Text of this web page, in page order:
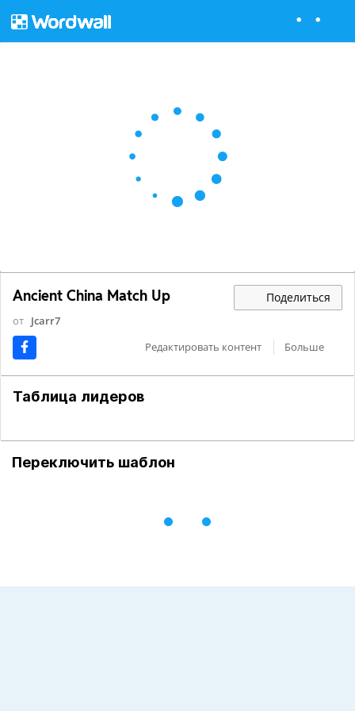
Ancient China Match Up Поделиться
от Jcarr7
Редактировать контент
Больше
Таблица лидеров
Переключить шаблон